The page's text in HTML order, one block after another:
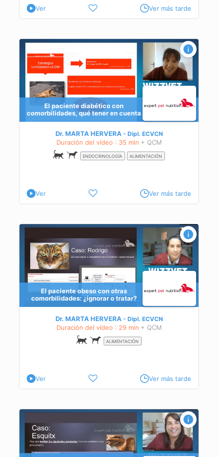
Ver Ver más tarde
El paciente diabético con
comorbilidades, qué tener en cuenta
Dr. MARTA HERVERA Dipl. ECVCN
Duración del vídeo : 35 min + QCM
ENDOCRINOLOGÍA ALIMENTACIÓN
Ver Ver más tarde
El paciente obeso con otras
comorbilidades: ¿ignorar o tratar?
Dr. MARTA HERVERA Dipl. ECVCN
Duración del vídeo : 29 min + QCM
ALIMENTACIÓN
Ver Ver más tarde